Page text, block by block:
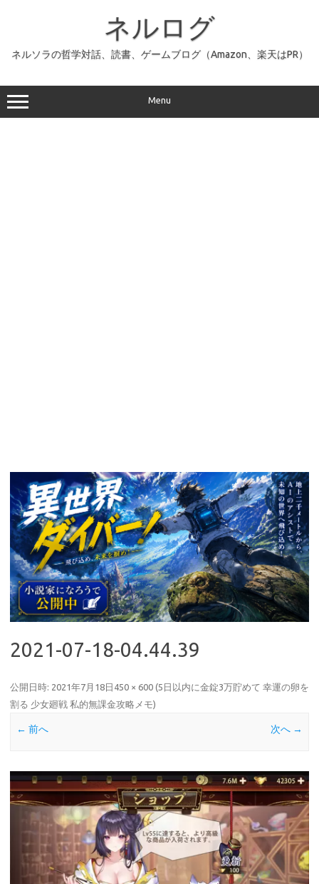
ッ
プ
ネルログ
ネルソラの哲学対話、読書、ゲームブログ（Amazon、楽天はPR）
Menu
2021-07-18-04.44.39
公開日時: 2021年7月18日 450 × 600 (5日以内に金錠3万貯めて 幸運の卵を
割る 少女廻戦 私的無課金攻略メモ)
← 前へ 次へ →